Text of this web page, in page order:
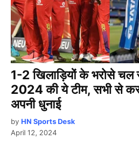
1-2 खिलाड़ियों के भरोसे चल
2024 की ये टीम, सभी से
अपनी धुनाई
by HN Sports Desk
April 12, 2024